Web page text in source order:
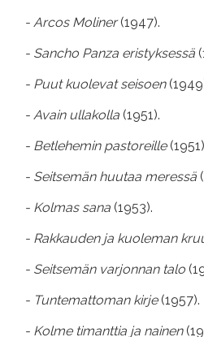
- Arcos Moliner(1947).
- Sancho Panza eristyksessä
- Puut kuolevat seisoen
- Avain ullakolla (1951).
- Betlehemin pastoreille
- Seitsemän huutaa meressä
- Kolmas sana (1953).
- Rakkauden ja kuoleman
- Seitsemän varjonnan talo
- Tuntemattoman kirje (1957).
- Kolme timanttia ja nainen